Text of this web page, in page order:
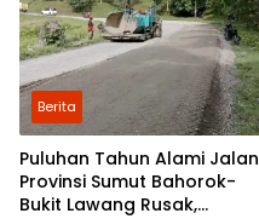
Berita
Puluhan Tahun Alami Jalan
Provinsi Sumut Bahorok-
Bukit Lawang Rusak,